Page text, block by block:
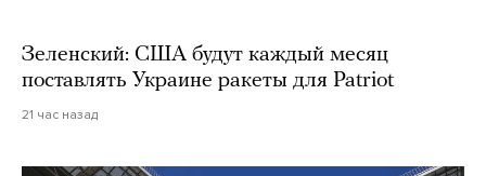
Зеленский: США будут каждый месяц
поставлять Украине ракеты для Patriot
21 час назад